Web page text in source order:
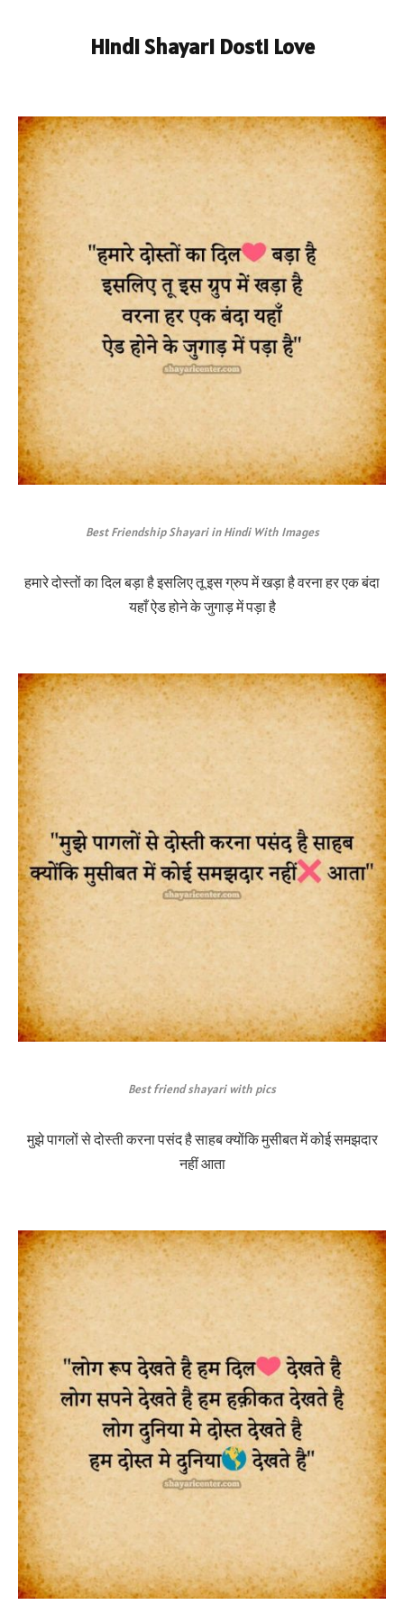
Hindi Shayari Dosti Love
Best Friendship Shayari in Hindi With Images
हमारे दोस्तों का दिल बड़ा है इसलिए तू इस ग्रुप में खड़ा है वरना हर एक बंदा
यहाँ ऐड होने के जुगाड़ में पड़ा है
Best friend shayari with pics
मुझे पागलों से दोस्ती करना पसंद है साहब क्योंकि मुसीबत में कोई समझदार
नहीं आता